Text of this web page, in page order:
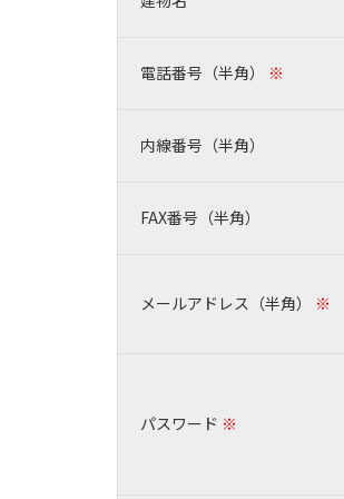
電話番号（半角） ※
内線番号（半角）
FAX番号（半角）
メールアドレス（半角） ※
パスワード ※